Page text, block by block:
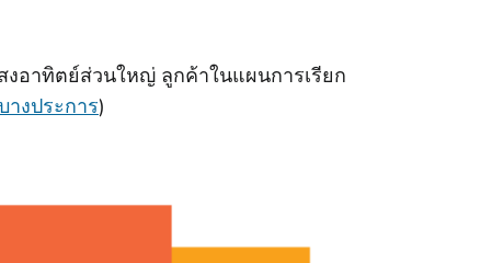
อาทิตย์ส่วนใหญ่ ลูกค้าในแผนการเรียก
งประการ)